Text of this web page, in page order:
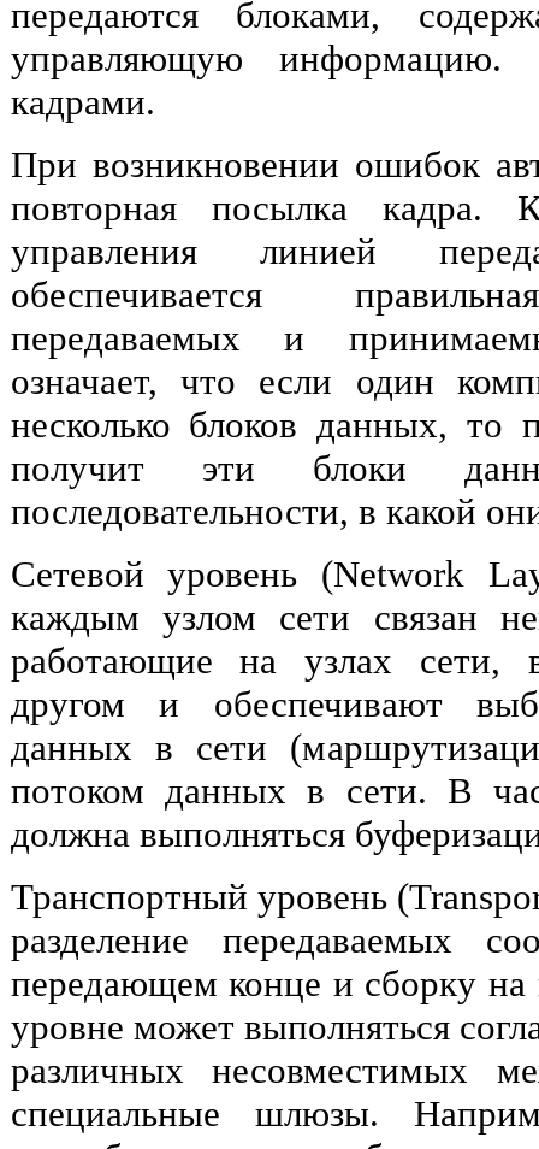
передаются блоками,
управляющую информацию.
кадрами.
При возникновении ошибок
повторная посылка кадра.
управления линией
обеспечивается
передаваемых и
означает, что если один
несколько блоков данных,
получит эти блоки
последовательности, в какой
Сетевой уровень (Network
каждым узлом сети связан
работающие на узлах сети,
другом и обеспечивают
данных в сети
потоком данных в сети. В
должна выполняться
Транспортный уровень
разделение передаваемых
передающем конце и сборку
уровне может выполняться
различных несовместимых
специальные шлюзы.